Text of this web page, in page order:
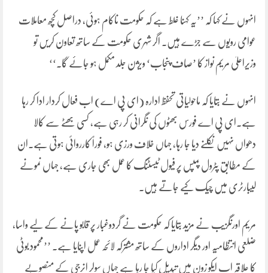
انہوں نے کہا کہ ’’یہ کہنا غلط ہے کہ حکومت ناکام ہوئی، دراصل کچھ معاملات
عوامی رویوں سے جڑے ہیں۔ اگر شہری حکومت کے ساتھ تعاون کریں تو
وزیراعلیٰ مریم نواز کا ’صاف پنجاب‘ ویژن جلد مکمل ہو جائے گا۔‘‘
انہوں نے بتایا کہ ماحولیاتی تحفظ ادارہ (ای پی اے) اب فعال کردار ادا کر رہا
ہے۔ای پی اے فورس بھٹوں کی نگرانی کر رہی ہے، کسی بھٹے سے کالا
دھواں نہیں نکلنے دیا جا رہا، جہاں خلاف ورزی ہو، فوراً کارروائی ہوتی ہے۔ان
کے مطابق پٹرول پمپس پر فیول ٹیسٹنگ کا عمل بھی جاری ہے، جہاں نمونے
لیبارٹری میں چیک کیے جاتے ہیں۔
مریم اورنگزیب نے مزید بتایا کہ حکومت نے گردوغبار پر قابو پانے کے لیے واسا،
ضلعی انتظامیہ اور دیگر اداروں کے ساتھ مشترکہ لائحہ عمل اپنایا ہے۔ ’’محمود بوٹی
کا علاقہ اب ایکو زون میں تبدیل کیا جا رہا ہے جہاں سولر انرجی کے منصوبے